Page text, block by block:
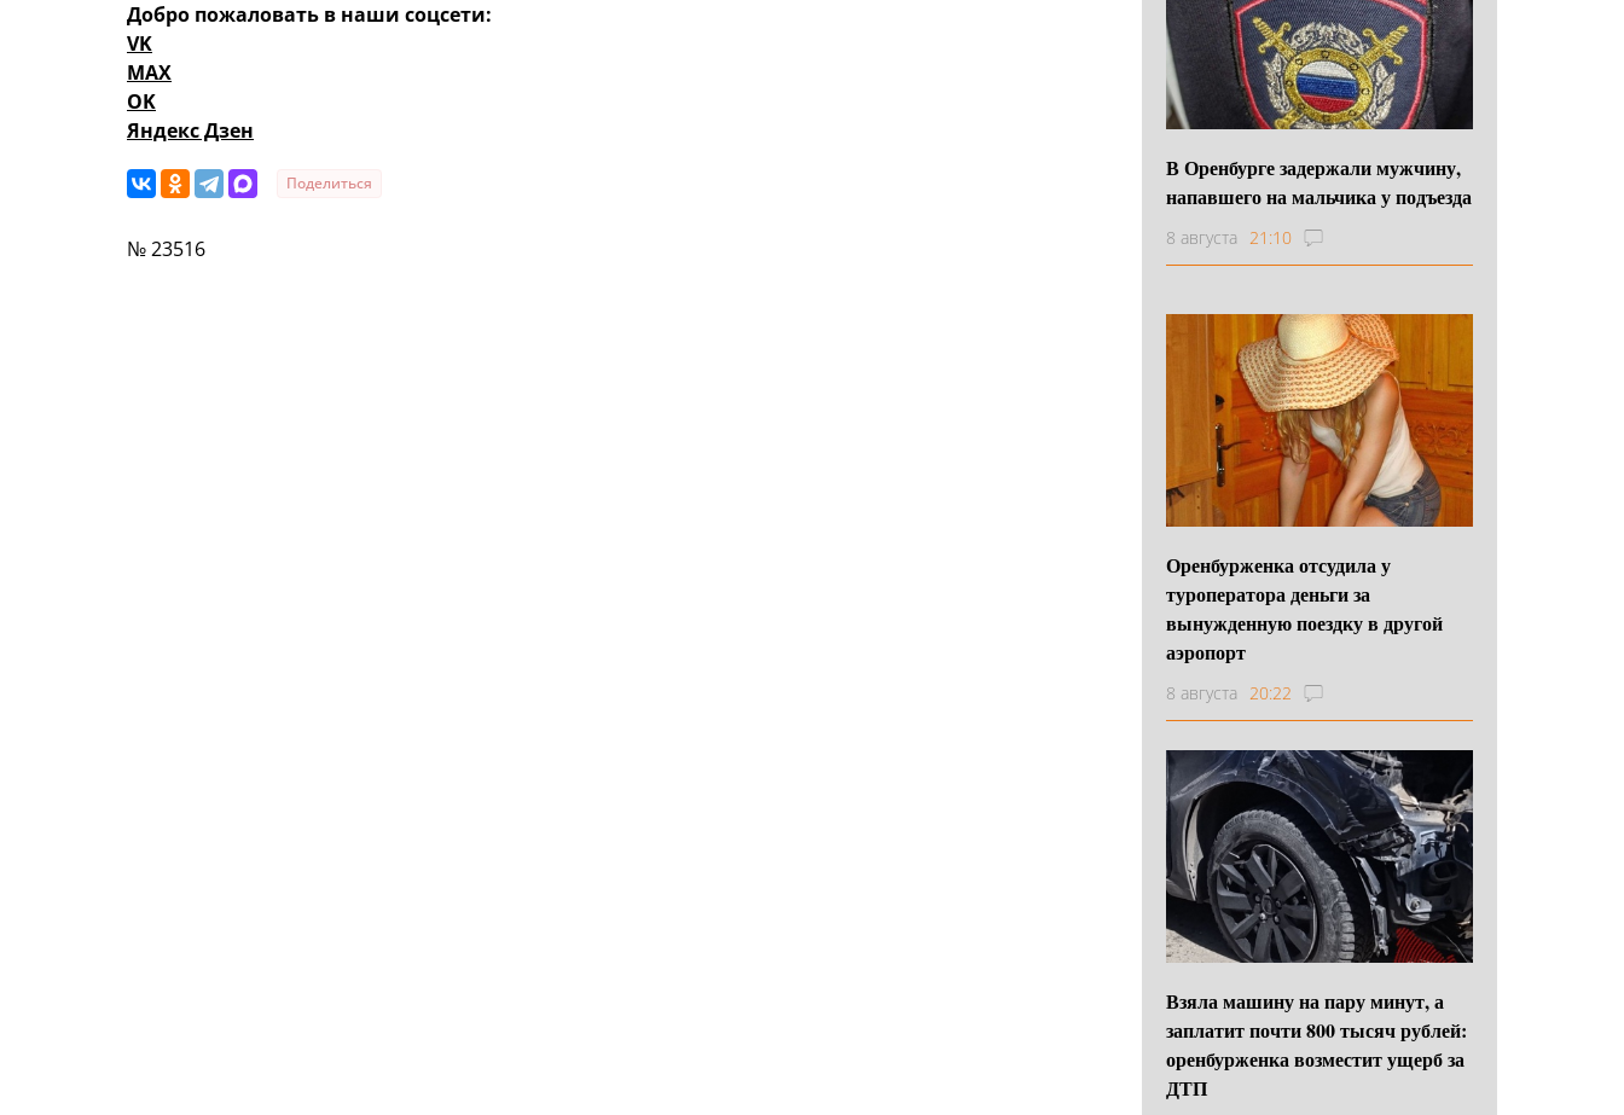
Добро пожаловать в наши соцсети:
VK
MAX
OK
Яндекс Дзен
Поделиться
№ 23516
В Оренбурге задержали мужчину,
напавшего на мальчика у подъезда
8 августа 21:10
Оренбурженка отсудила у
туроператора деньги за
вынужденную поездку в другой
аэропорт
8 августа 20:22
Взяла машину на пару минут, а
заплатит почти 800 тысяч рублей:
оренбурженка возместит ущерб за
ДТП